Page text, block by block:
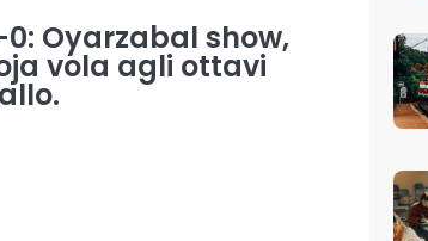
Oyarzabal show,
vola agli ottavi